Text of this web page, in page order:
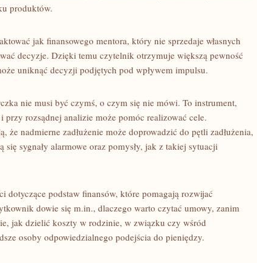
produktów.
jak finansowego mentora, który nie sprzedaje własnych
decyzje. Dzięki temu czytelnik otrzymuje większą pewność
uniknąć decyzji podjętych pod wpływem impulsu.
nie musi być czymś, o czym się nie mówi. To instrument,
rozsądnej analizie może pomóc realizować cele.
że nadmierne zadłużenie może doprowadzić do pętli zadłużenia,
sygnały alarmowe oraz pomysły, jak z takiej sytuacji
dotyczące podstaw finansów, które pomagają rozwijać
dowie się m.in., dlaczego warto czytać umowy, zanim
jak dzielić koszty w rodzinie, w związku czy wśród
osoby odpowiedzialnego podejścia do pieniędzy.